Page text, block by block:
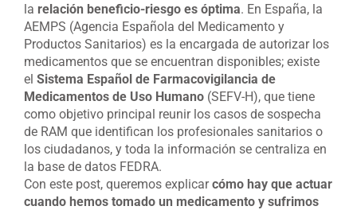
la relación beneficio-riesgo es óptima. En España, la
AEMPS (Agencia Española del Medicamento y
Productos Sanitarios) es la encargada de autorizar los
medicamentos que se encuentran disponibles; existe
el Sistema Español de Farmacovigilancia de
Medicamentos de Uso Humano (SEFV-H), que tiene
como objetivo principal reunir los casos de sospecha
de RAM que identifican los profesionales sanitarios o
los ciudadanos, y toda la información se centraliza en
la base de datos FEDRA.
Con este post, queremos explicarcómo hay que actuar
cuando hemos tomado un medicamento y sufrimos